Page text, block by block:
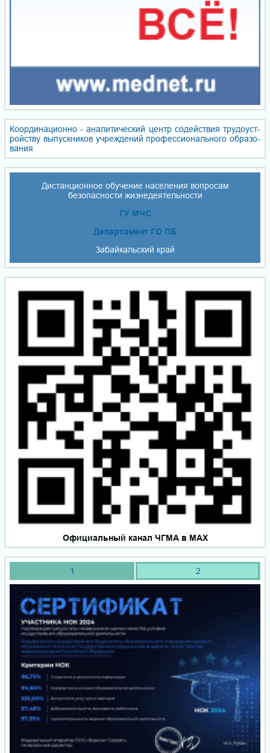
Координационно - ана­ли­ти­чес­кий центр со­дей­ствия тру­до­уст­
ройст­ву вы­пуск­ни­ков уч­реж­де­ний про­фес­сио­наль­но­го об­ра­зо­
ва­ния
Дистанционное обучение населения вопросам
безопасности жизнедеятельности
ГУ МЧС
Департамент ГО ПБ
Забайкальский край
Официальный канал ЧГМА в MAX
1 2